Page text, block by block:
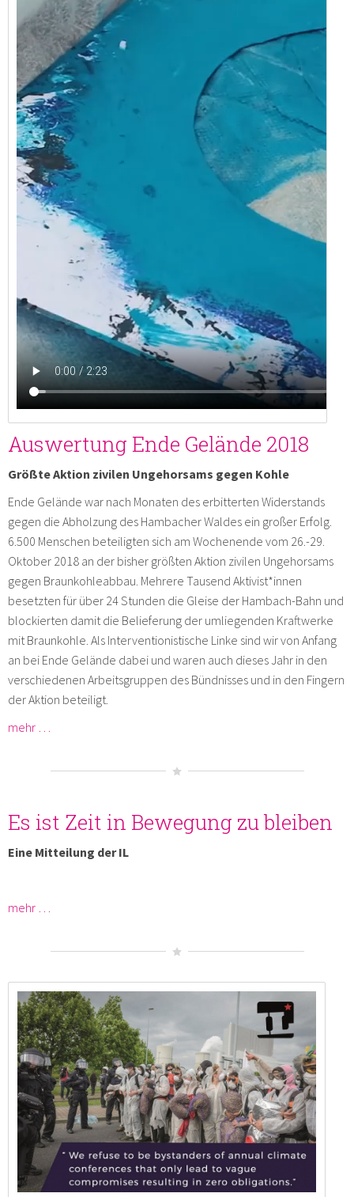
Auswertung Ende Gelände 2018
Größte Aktion zivilen Ungehorsams gegen Kohle
Ende Gelände war nach Monaten des erbitterten Widerstands
gegen die Abholzung des Hambacher Waldes ein großer Erfolg.
6.500 Menschen beteiligten sich am Wochenende vom 26.-29.
Oktober 2018 an der bisher größten Aktion zivilen Ungehorsams
gegen Braunkohleabbau. Mehrere Tausend Aktivist*innen
besetzten für über 24 Stunden die Gleise der Hambach-Bahn und
blockierten damit die Belieferung der umliegenden Kraftwerke
mit Braunkohle. Als Interventionistische Linke sind wir von Anfang
an bei Ende Gelände dabei und waren auch dieses Jahr in den
verschiedenen Arbeitsgruppen des Bündnisses und in den Fingern
der Aktion beteiligt.
mehr …
Es ist Zeit in Bewegung zu bleiben
Eine Mitteilung der IL
mehr …